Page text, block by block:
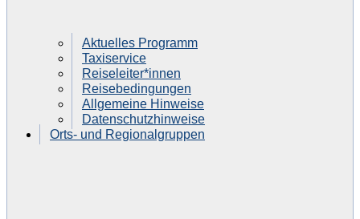
Aktuelles Programm
Taxiservice
Reiseleiter*innen
Reisebedingungen
Allgemeine Hinweise
Datenschutzhinweise
Orts- und Regionalgruppen